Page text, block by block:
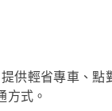
供輕省專車、點
方式。